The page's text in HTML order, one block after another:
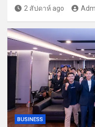
2 สัปดาห์ ago
BUSINESS